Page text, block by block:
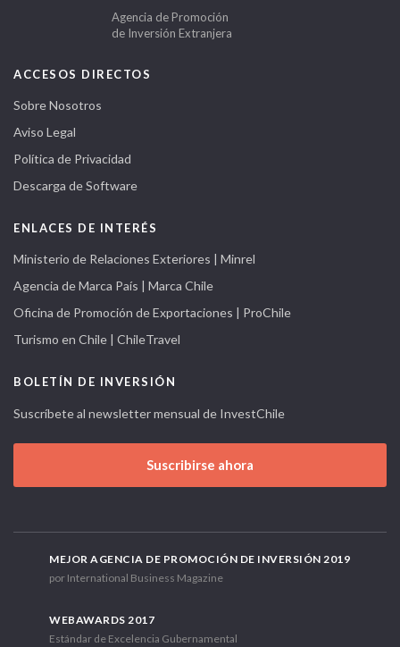
Agencia de Promoción
de Inversión Extranjera
ACCESOS DIRECTOS
Sobre Nosotros
Aviso Legal
Política de Privacidad
Descarga de Software
ENLACES DE INTERÉS
Ministerio de Relaciones Exteriores | Minrel
Agencia de Marca País | Marca Chile
Oficina de Promoción de Exportaciones | ProChile
Turismo en Chile | ChileTravel
BOLETÍN DE INVERSIÓN
Suscríbete al newsletter mensual de InvestChile
Suscribirse ahora
MEJOR AGENCIA DE PROMOCIÓN DE INVERSIÓN 2019
por International Business Magazine
WEBAWARDS 2017
Estándar de Excelencia Gubernamental